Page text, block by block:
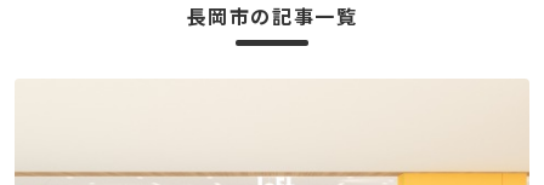
長岡市の記事一覧